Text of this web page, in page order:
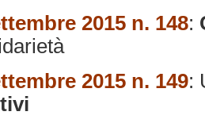
2015 n. 148:
2015 n. 149: